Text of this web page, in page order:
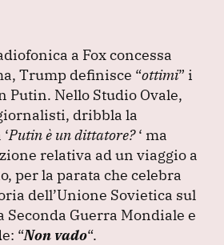
a Fox concessa
Trump definisce “ottimi” i
Putin. Nello Studio Ovale,
dribbla la
Putin è un dittatore?‘ ma
relativa ad un viaggio a
per la parata che celebra
dell’Unione Sovietica sul
Seconda Guerra Mondiale e
“Non vado“.